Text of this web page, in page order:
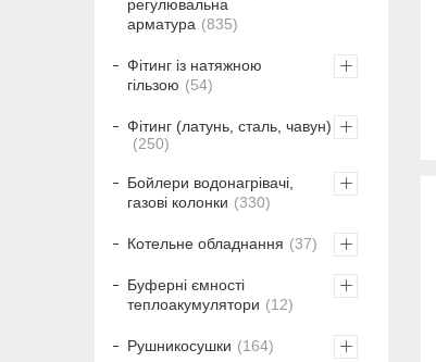
регулювальна
арматура
835
Фітинг із натяжною
гільзою
54
Фітинг (латунь, сталь, чавун)
250
Бойлери водонагрівачі,
газові колонки
330
Котельне обладнання 37
Буферні ємності
теплоакумулятори
12
Рушникосушки 164